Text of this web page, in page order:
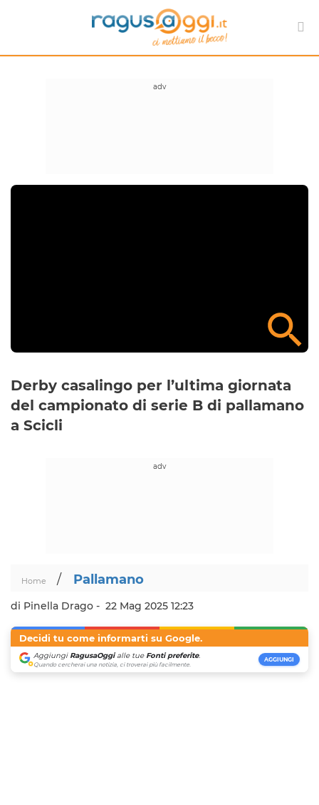
Derby casalingo per l’ultima giornata
del campionato di serie B di pallamano
a Scicli
Home / Pallamano
di Pinella Drago - 22 Mag 2025 12:23
Decidi tu come informarti su Google.
Aggiungi RagusaOggialle tue Fonti preferite.
Quando cercherai una notizia, ci troverai più facilmente.
AGGIUNGI